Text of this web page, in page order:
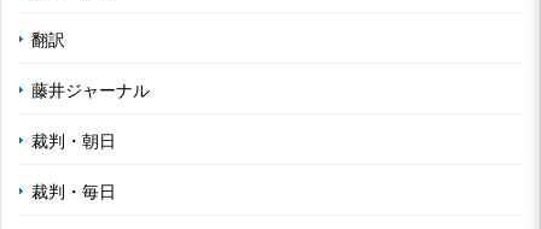
翻訳
藤井ジャーナル
裁判・朝日
裁判・毎日